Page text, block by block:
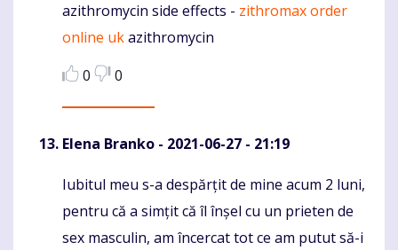
Komentaras
azithromycin side effects - zithromax order
online ukazithromycin
0
0
Elena Branko - 2021-06-27 - 21:19
Komentaras
Iubitul meu s-a despărțit de mine acum 2 luni,
pentru că a simțit că îl înșel cu un prieten de
sex masculin, am încercat tot ce am putut să-i